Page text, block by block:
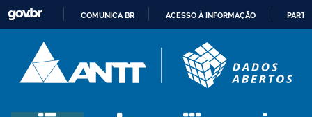
CONTEÚDO
COMUNICA BR ACESSO À INFORMAÇÃO